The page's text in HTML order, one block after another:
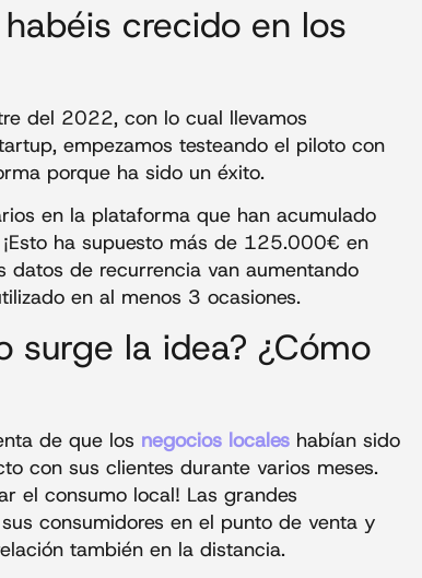
crecido en los
del 2022, con lo cual llevamos
empezamos testeando el piloto con
porque ha sido un éxito.
en la plataforma que han acumulado
ha supuesto más de 125.000€ en
datos de recurrencia van aumentando
en al menos 3 ocasiones.
surge la idea? ¿Cómo
de que los negocios locales habían sido
con sus clientes durante varios meses.
el consumo local! Las grandes
consumidores en el punto de venta y
también en la distancia.